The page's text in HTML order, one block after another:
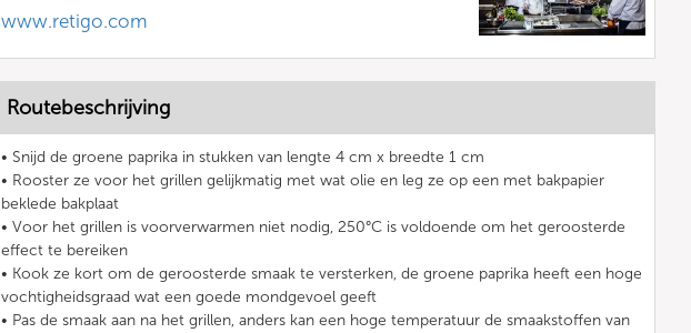
www.retigo.com
Routebeschrijving
• Snijd de groene paprika in stukken van lengte 4 cm x breedte 1 cm
• Rooster ze voor het grillen gelijkmatig met wat olie en leg ze op een met bakpapier
beklede bakplaat
• Voor het grillen is voorverwarmen niet nodig, 250°C is voldoende om het geroosterde
effect te bereiken
• Kook ze kort om de geroosterde smaak te versterken, de groene paprika heeft een hoge
vochtigheidsgraad wat een goede mondgevoel geeft
• Pas de smaak aan na het grillen, anders kan een hoge temperatuur de smaakstoffen van